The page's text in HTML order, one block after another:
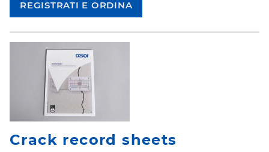
Crack record sheets